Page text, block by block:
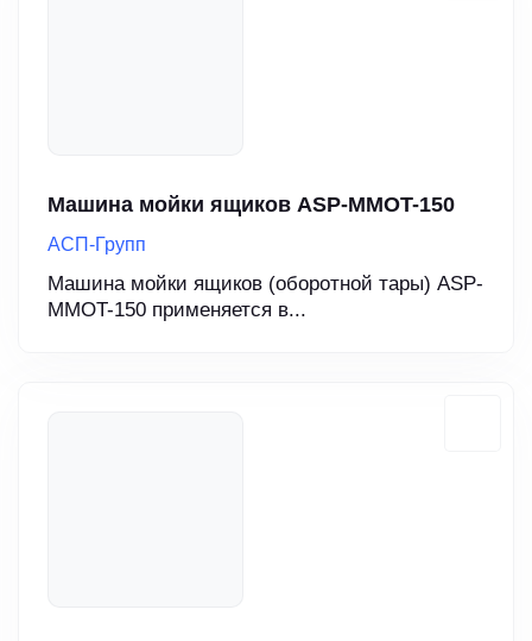
Машина мойки ящиков ASP-MMOT-150
АСП-Групп
Машина мойки ящиков (оборотной тары) ASP-
MMOT-150 применяется в...